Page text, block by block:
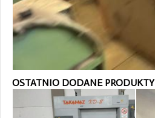
OSTATNIO DODANE PRODUKTY